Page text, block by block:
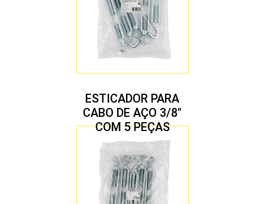
ESTICADOR PARA
CABO DE AÇO 3/8″
COM 5 PEÇAS